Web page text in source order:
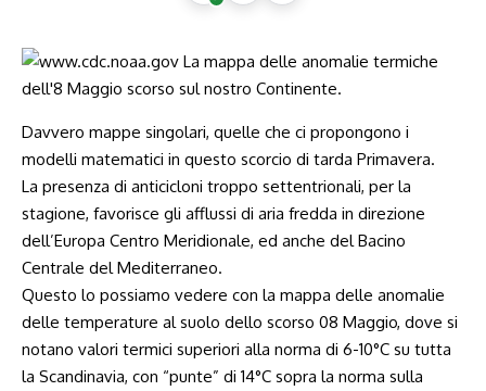
Davvero mappe singolari, quelle che ci propongono i
modelli matematici in questo scorcio di tarda Primavera.
La presenza di anticicloni troppo settentrionali, per la
stagione, favorisce gli afflussi di aria fredda in direzione
dell’Europa Centro Meridionale, ed anche del Bacino
Centrale del Mediterraneo.
Questo lo possiamo vedere con la mappa delle anomalie
delle temperature al suolo dello scorso 08 Maggio, dove si
notano valori termici superiori alla norma di 6-10°C su tutta
la Scandinavia, con “punte” di 14°C sopra la norma sulla